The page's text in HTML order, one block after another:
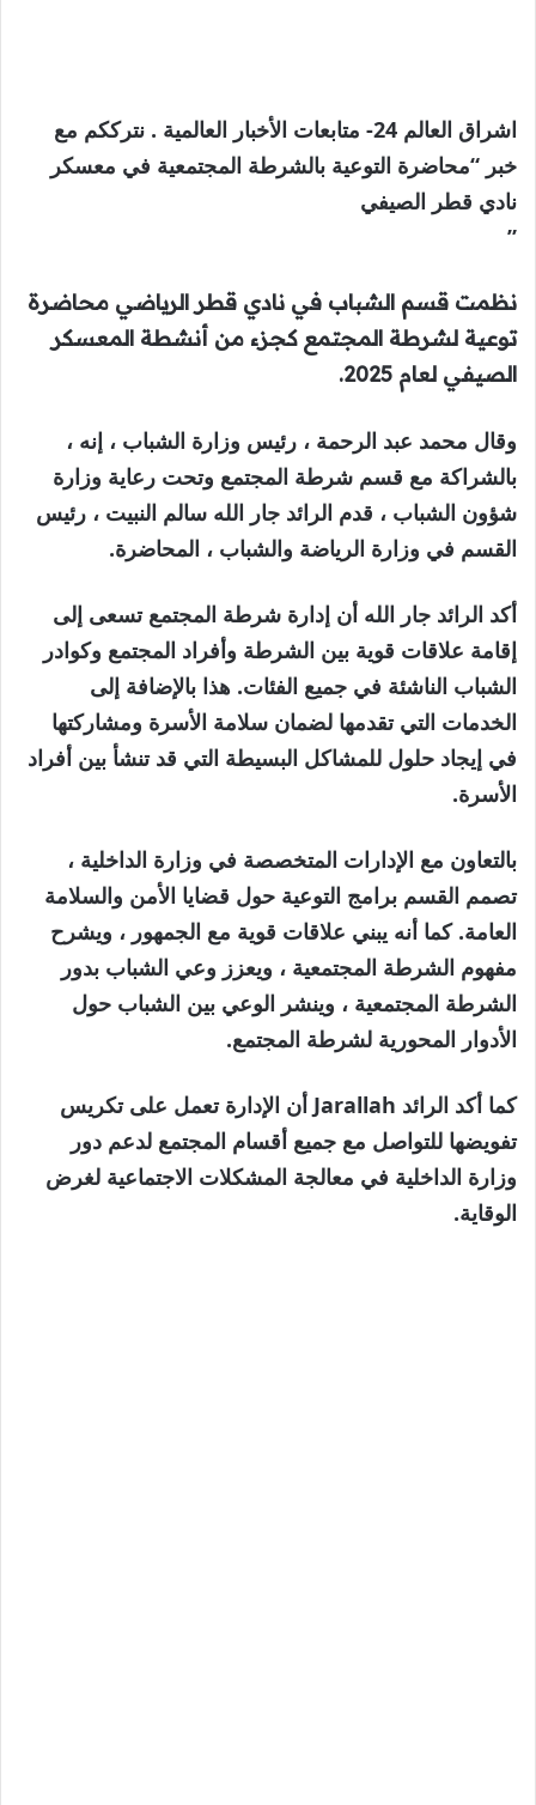
اشراق العالم 24- متابعات الأخبار العالمية . نترككم مع
خبر “محاضرة التوعية بالشرطة المجتمعية في معسكر
نادي قطر الصيفي
”
نظمت قسم الشباب في نادي قطر الرياضي محاضرة
توعية لشرطة المجتمع كجزء من أنشطة المعسكر
الصيفي لعام 2025.
وقال محمد عبد الرحمة ، رئيس وزارة الشباب ، إنه ،
بالشراكة مع قسم شرطة المجتمع وتحت رعاية وزارة
شؤون الشباب ، قدم الرائد جار الله سالم النبيت ، رئيس
القسم في وزارة الرياضة والشباب ، المحاضرة.
أكد الرائد جار الله أن إدارة شرطة المجتمع تسعى إلى
إقامة علاقات قوية بين الشرطة وأفراد المجتمع وكوادر
الشباب الناشئة في جميع الفئات. هذا بالإضافة إلى
الخدمات التي تقدمها لضمان سلامة الأسرة ومشاركتها
في إيجاد حلول للمشاكل البسيطة التي قد تنشأ بين أفراد
الأسرة.
بالتعاون مع الإدارات المتخصصة في وزارة الداخلية ،
تصمم القسم برامج التوعية حول قضايا الأمن والسلامة
العامة. كما أنه يبني علاقات قوية مع الجمهور ، ويشرح
مفهوم الشرطة المجتمعية ، ويعزز وعي الشباب بدور
الشرطة المجتمعية ، وينشر الوعي بين الشباب حول
الأدوار المحورية لشرطة المجتمع.
كما أكد الرائد Jarallah أن الإدارة تعمل على تكريس
تفويضها للتواصل مع جميع أقسام المجتمع لدعم دور
وزارة الداخلية في معالجة المشكلات الاجتماعية لغرض
الوقاية.